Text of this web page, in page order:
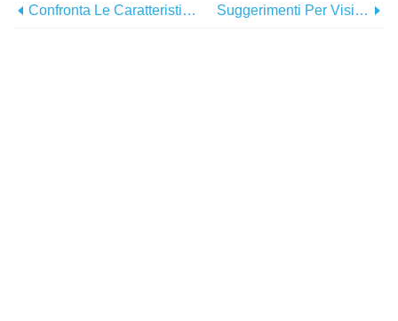
Confronta Le Caratteristiche Del Sito Di Viaggio Suggerimenti Per Visitare Le Cascate Del Niagara In Inverno